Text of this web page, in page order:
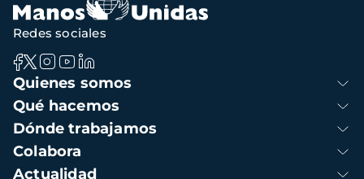
Navegación
principal
Quienes somos
Qué hacemos
Dónde trabajamos
Colabora
Actualidad
Redes sociales